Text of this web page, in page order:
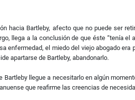
hacia Bartleby, afecto que no puede ser
llega a la conclusión de que éste “tenía
el miedo del viejo abogado
apartarse de Bartleby, abandonarlo.
llegue a necesitarlo en algún
que reafirme las creencias de